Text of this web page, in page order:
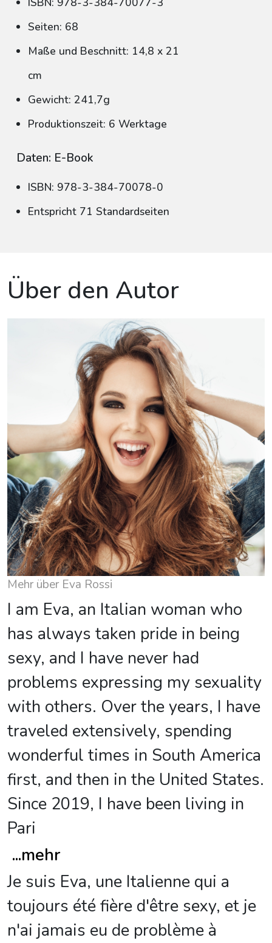
Seiten: 68
Maße und Beschnitt: 14,8 x 21
cm
Gewicht: 241,7g
Produktionszeit: 6 Werktage
Daten: E-Book
ISBN: 978-3-384-70078-0
Entspricht 71 Standardseiten
Über den Autor
Mehr über Eva Rossi
I am Eva, an Italian woman who
has always taken pride in being
sexy, and I have never had
problems expressing my sexuality
with others. Over the years, I have
traveled extensively, spending
wonderful times in South America
first, and then in the United States.
Since 2019, I have been living in
Pari
...mehr
Je suis Eva, une Italienne qui a
toujours été fière d'être sexy, et je
n'ai jamais eu de problème à